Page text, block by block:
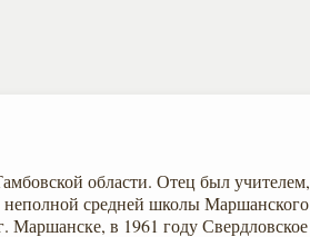
области. Отец был учителем,
неполной средней школы Маршанского
Маршанске, в 1961 году Свердловское